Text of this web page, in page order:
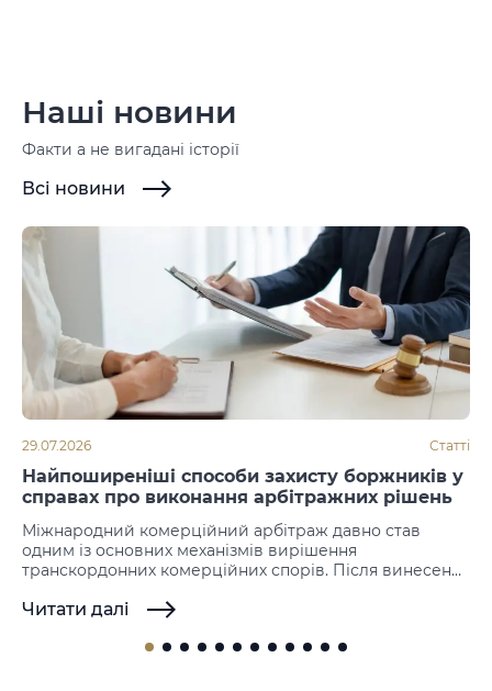
Наші новини
Факти а не вигадані історії
Всі новини
29.07.2026 Статті
Найпоширеніші способи захисту боржників у
справах про виконання арбітражних рішень
Міжнародний комерційний арбітраж давно став
одним із основних механізмів вирішення
транскордонних комерційних спорів. Після винесення
виконання. Саме на цій стадії нерідко виникають
допустити або відтермінувати виконання іноземних
Читати далі